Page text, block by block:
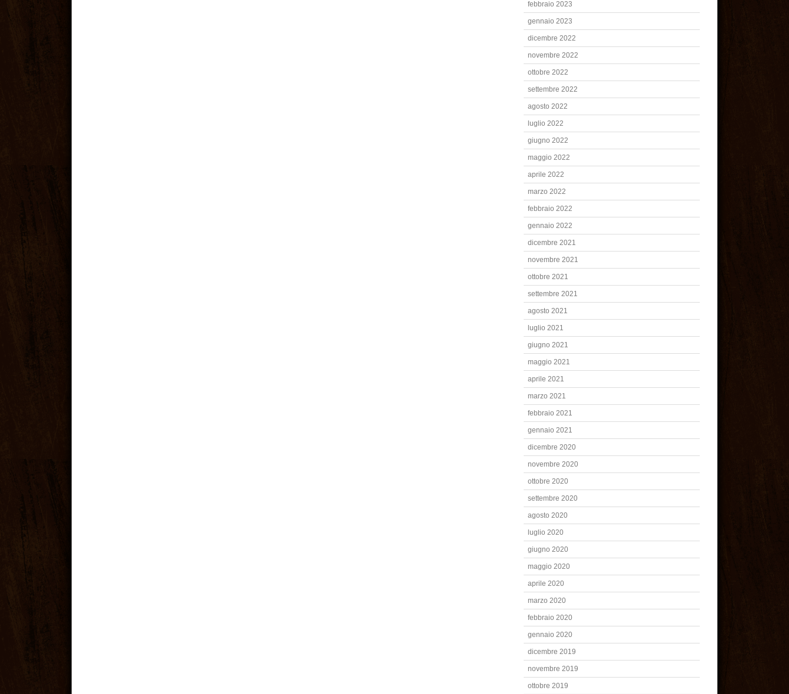
febbraio 2023
gennaio 2023
dicembre 2022
novembre 2022
ottobre 2022
settembre 2022
agosto 2022
luglio 2022
giugno 2022
maggio 2022
aprile 2022
marzo 2022
febbraio 2022
gennaio 2022
dicembre 2021
novembre 2021
ottobre 2021
settembre 2021
agosto 2021
luglio 2021
giugno 2021
maggio 2021
aprile 2021
marzo 2021
febbraio 2021
gennaio 2021
dicembre 2020
novembre 2020
ottobre 2020
settembre 2020
agosto 2020
luglio 2020
giugno 2020
maggio 2020
aprile 2020
marzo 2020
febbraio 2020
gennaio 2020
dicembre 2019
novembre 2019
ottobre 2019